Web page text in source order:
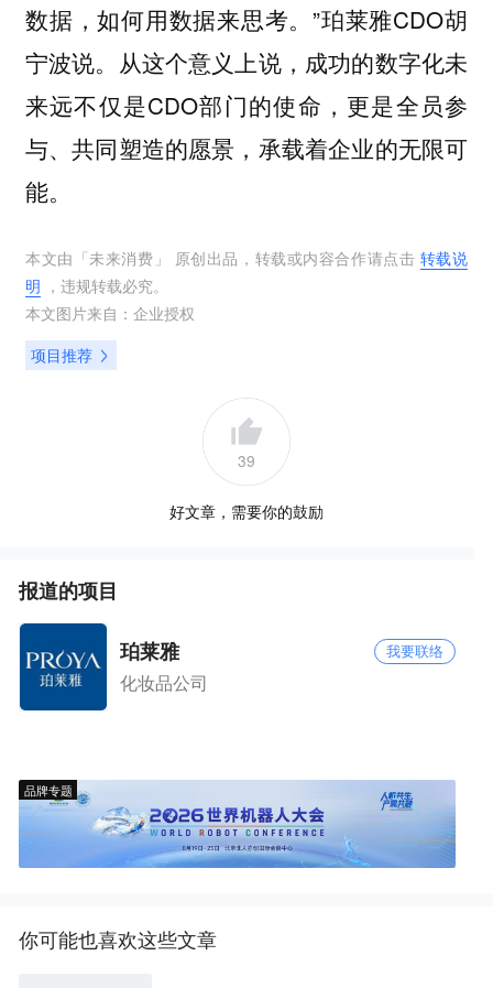
数据，如何用数据来思考。”珀莱雅CDO胡
宁波说。从这个意义上说，成功的数字化未
来远不仅是CDO部门的使命，更是全员参
与、共同塑造的愿景，承载着企业的无限可
能。
本文由「未来消费 」 原创出品，转载或内容合作请点击 转载说
明 ，违规转载必究。
本文图片来自： 企业授权
项目推荐
39
好文章，需要你的鼓励
报道的项目
珀莱雅 我要联络
化妆品公司
品牌专题
你可能也喜欢这些文章